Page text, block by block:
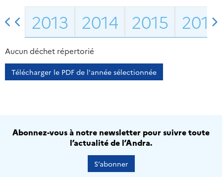
2013 2014 2015 2016
Aucun déchet répertorié
Télécharger le PDF de l'année sélectionnée
Abonnez-vous à notre newsletter pour suivre toute
l’actualité de l’Andra.
S’abonner